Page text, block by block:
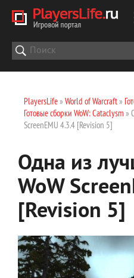
PlayersLife» World of Warcraft»
Готовые сборки WoW: Cataclysm »
ScreenEMU 4.3.4 [Revision 5]
Одна из
WoW
[Revision 5]